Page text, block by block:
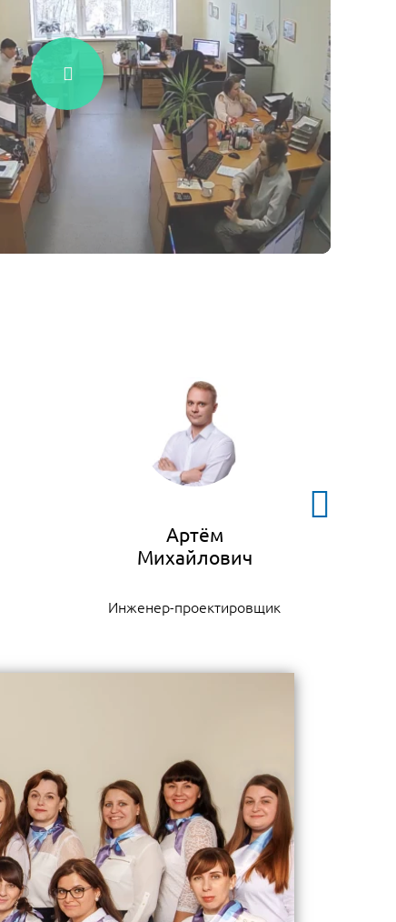
Артём
Инженер-проектировщик